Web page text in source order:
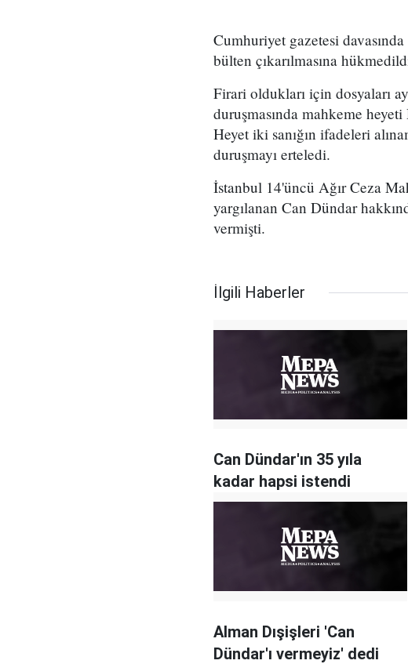
Cumhuriyet gazetesi
bülten çıkarılmasına
Firari oldukları için dosyaları
duruşmasında mahkeme
Heyet iki sanığın ifadeleri
duruşmayı erteledi.
İstanbul 14'üncü Ağır Ceza
yargılanan Can Dündar
vermişti.
İlgili Haberler
Can Dündar'ın 35 yıla
kadar hapsi istendi
Alman Dışişleri 'Can
Dündar'ı vermeyiz' dedi